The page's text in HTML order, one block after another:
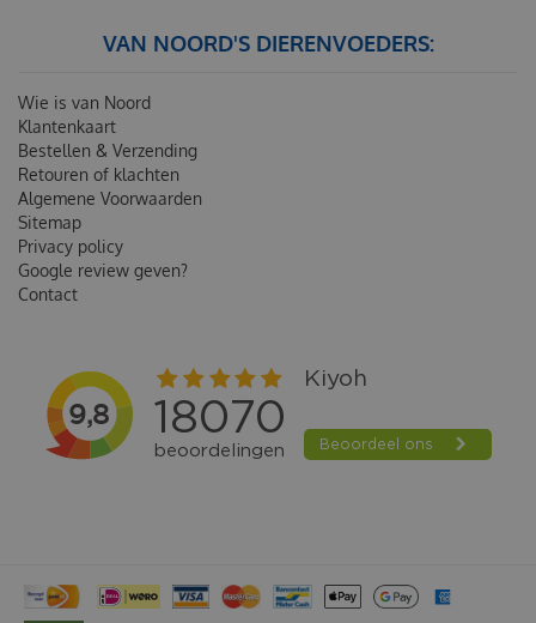
VAN NOORD'S DIERENVOEDERS:
Wie is van Noord
Klantenkaart
Bestellen & Verzending
Retouren of klachten
Algemene Voorwaarden
Sitemap
Privacy policy
Google review geven?
Contact